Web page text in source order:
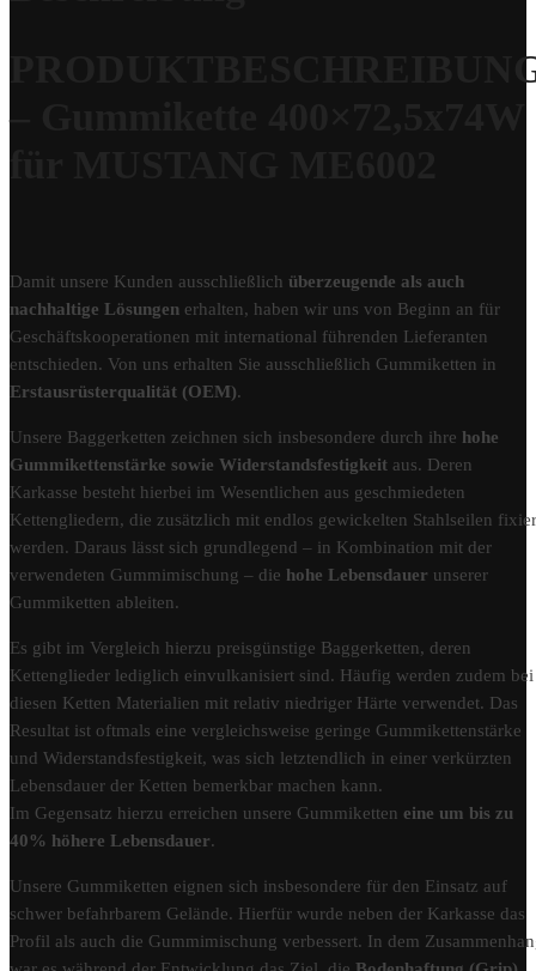
Damit unsere Kunden ausschließlich überzeugende als auch
nachhaltige Lösungen erhalten, haben wir uns von Beginn an für
Geschäftskooperationen mit international führenden Lieferanten
entschieden. Von uns erhalten Sie ausschließlich Gummiketten in
Erstausrüsterqualität (OEM).
Unsere Baggerketten zeichnen sich insbesondere durch ihre hohe
Gummikettenstärke sowie Widerstandsfestigkeit aus. Deren
Karkasse besteht hierbei im Wesentlichen aus geschmiedeten
Kettengliedern, die zusätzlich mit endlos gewickelten Stahlseilen
werden. Daraus lässt sich grundlegend – in Kombination mit der
verwendeten Gummimischung – die hohe Lebensdauer unserer
Gummiketten ableiten.
Es gibt im Vergleich hierzu preisgünstige Baggerketten, deren
Kettenglieder lediglich einvulkanisiert sind. Häufig werden zudem bei
diesen Ketten Materialien mit relativ niedriger Härte verwendet. Das
Resultat ist oftmals eine vergleichsweise geringe Gummikettenstärke
und Widerstandsfestigkeit, was sich letztendlich in einer verkürzten
Lebensdauer der Ketten bemerkbar machen kann.
Im Gegensatz hierzu erreichen unsere Gummiketten eine um bis zu
40% höhere Lebensdauer.
Unsere Gummiketten eignen sich insbesondere für den Einsatz auf
schwer befahrbarem Gelände. Hierfür wurde neben der Karkasse das
Profil als auch die Gummimischung verbessert. In dem